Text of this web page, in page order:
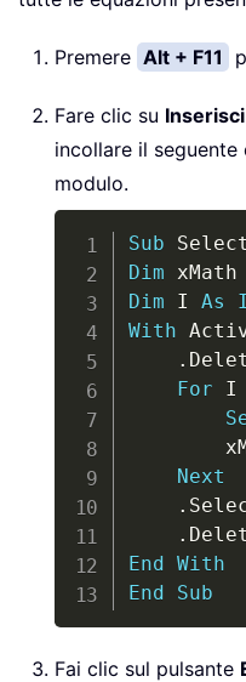
Premere Alt + F11
Fare clic su Inserisci
incollare il
modulo.
Sub
Dim xMath
Dim I As
With
.
For I
Next
.
.
End With
End
Sub
Fai clic sul pulsante